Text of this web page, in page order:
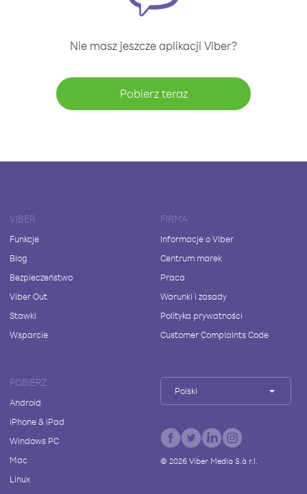
Nie masz jeszcze aplikacji Viber?
Pobierz teraz
VIBER
Funkcje
Blog
Bezpieczeństwo
Viber Out
Stawki
Wsparcie
FIRMA
Informacje o Viber
Centrum marek
Praca
Warunki i zasady
Polityka prywatności
Customer Complaints Code
POBIERZ
Android
iPhone & iPad
Windows PC
Mac
Linux
Polski
© 2026Viber Media S.à r.l.